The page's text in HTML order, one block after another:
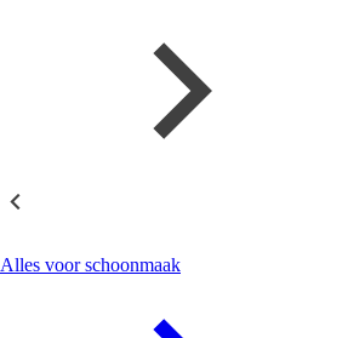
Alles voor schoonmaak